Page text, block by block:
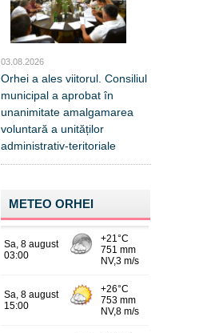
03.08.2026
Orhei a ales viitorul. Consiliul
municipal a aprobat în
unanimitate amalgamarea
voluntară a unităților
administrativ-teritoriale
METEO ORHEI